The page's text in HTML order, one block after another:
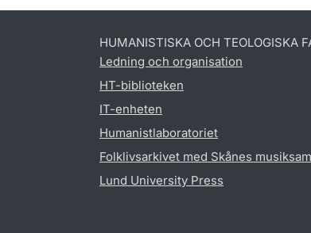
HUMANISTISKA OCH TEOLOGISKA
Ledning och organisation
HT-biblioteken
IT-enheten
Humanistlaboratoriet
Folklivsarkivet med Skånes
Lund University Press